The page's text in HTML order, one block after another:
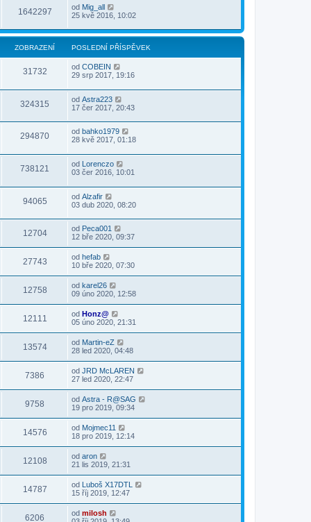
1642297 od Mig_all
25 kvě 2016, 10:02
ZOBRAZENÍ POSLEDNÍ PŘÍSPĚVEK
31732 od COBEIN
29 srp 2017, 19:16
324315 od Astra223
17 čer 2017, 20:43
294870 od bahko1979
28 kvě 2017, 01:18
738121 od Lorenczo
03 čer 2016, 10:01
94065 od Alzafir
03 dub 2020, 08:20
12704 od Peca001
12 bře 2020, 09:37
27743 od hefab
10 bře 2020, 07:30
12758 od karel26
09 úno 2020, 12:58
12111 od Honz@
05 úno 2020, 21:31
13574 od Martin-eZ
28 led 2020, 04:48
7386 od JRD McLAREN
27 led 2020, 22:47
9758 od Astra - R@SAG
19 pro 2019, 09:34
14576 od Mojmec11
18 pro 2019, 12:14
12108 od aron
21 lis 2019, 21:31
14787 od
Luboš X17DTL
15 říj 2019, 12:47
6206 od milosh